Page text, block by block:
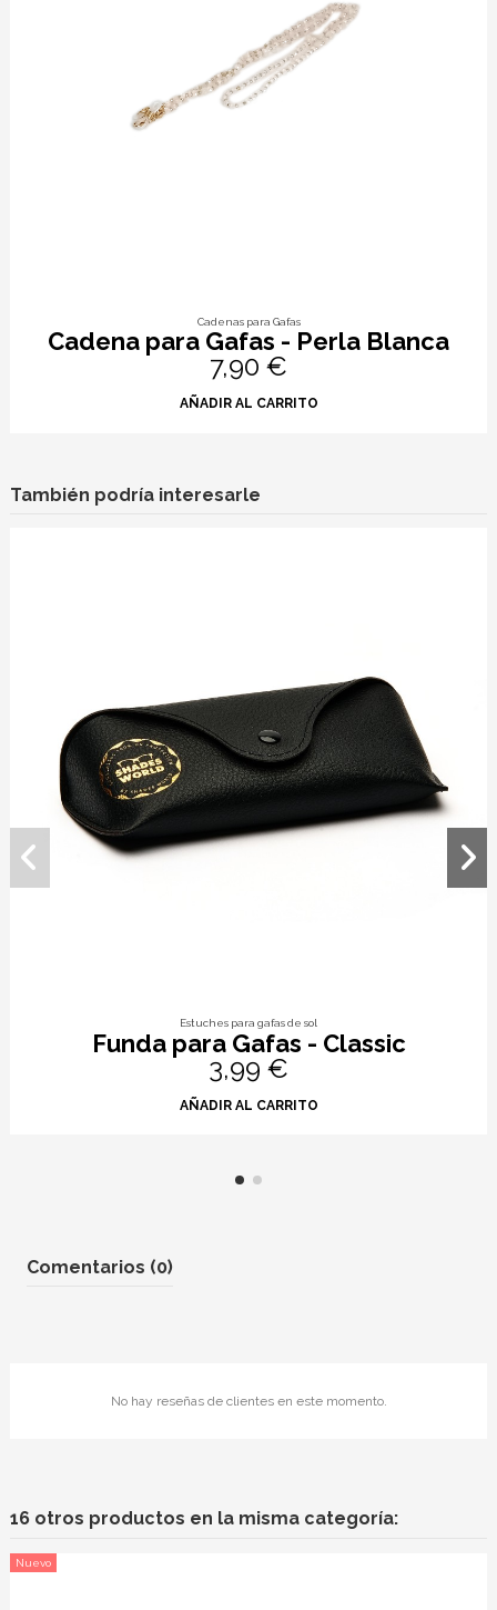
Cadenas para Gafas
Cadena para Gafas - Perla Blanca
7,90 €
AÑADIR AL CARRITO
También podría interesarle
Estuches para gafas de sol
Funda para Gafas - Classic
3,99 €
AÑADIR AL CARRITO
Comentarios (0)
No hay reseñas de clientes en este momento.
16 otros productos en la misma categoría:
Nuevo